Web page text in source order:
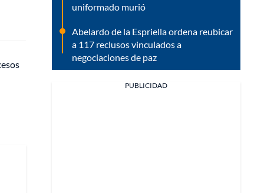
uniformado murió
Abelardo de la Espriella ordena reubicar
a 117 reclusos vinculados a
negociaciones de paz
PUBLICIDAD